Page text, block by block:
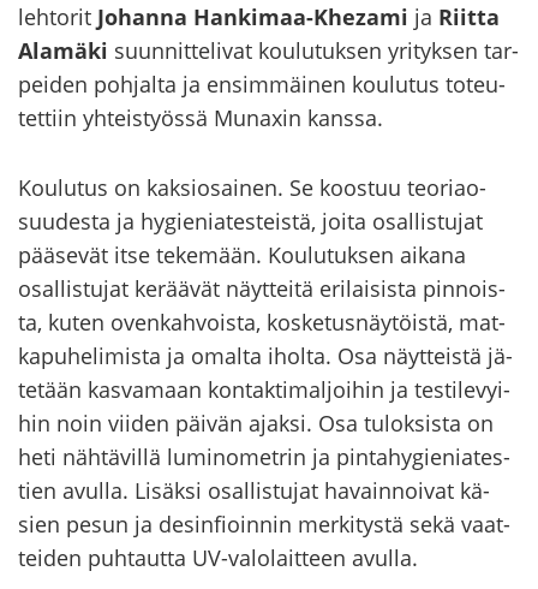
leh­to­rit Jo­han­na Hankimaa-​Khezami ja Riit­ta
Ala­mä­ki suun­nit­te­li­vat kou­lu­tuk­sen yri­tyk­sen tar­
pei­den poh­jal­ta ja en­sim­mäi­nen kou­lu­tus to­teu­
tet­tiin yh­teis­työs­sä Munaxin kans­sa.
Kou­lu­tus on kak­sio­sai­nen. Se koos­tuu teo­riao­
suu­des­ta ja hy­gie­nia­tes­teis­tä, joita osal­lis­tu­jat
pää­se­vät itse te­ke­mään. Kou­lu­tuk­sen ai­ka­na
osal­lis­tu­jat ke­rää­vät näyt­tei­tä eri­lai­sis­ta pin­nois­
ta, kuten oven­kah­vois­ta, kos­ke­tus­näy­töis­tä, mat­
ka­pu­he­li­mis­ta ja omal­ta ihol­ta. Osa näyt­teis­tä jä­
te­tään kas­va­maan kon­tak­ti­mal­joi­hin ja tes­ti­le­vyi­
hin noin vii­den päi­vän ajak­si. Osa tu­lok­sis­ta on
heti näh­tä­vil­lä lu­mi­no­met­rin ja pin­ta­hy­gie­nia­tes­
tien avul­la. Li­säk­si osal­lis­tu­jat ha­vain­noi­vat kä­
sien pesun ja de­sin­fioin­nin mer­ki­tys­tä sekä vaat­
tei­den puh­taut­ta UV-​valolaitteen avul­la.